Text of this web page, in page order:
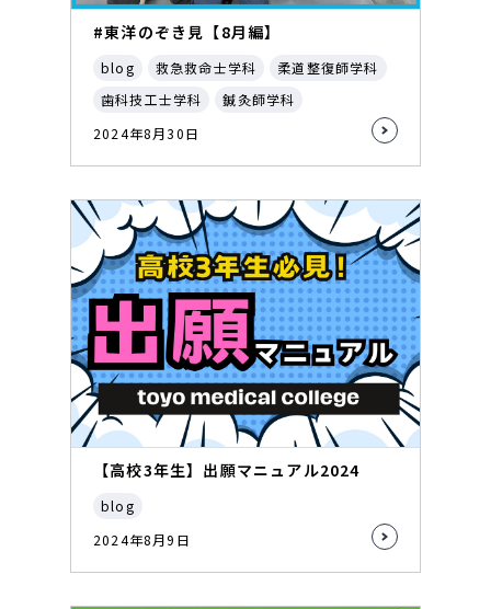
#東洋のぞき見【8月編】
blog 救急救命士学科
柔道整復師学科
歯科技工士学科
鍼灸師学科
2024年8月30日
【高校3年生】出願マニュアル2024
blog
2024年8月9日